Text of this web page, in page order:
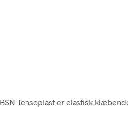
. BSN Tensoplast er elastisk